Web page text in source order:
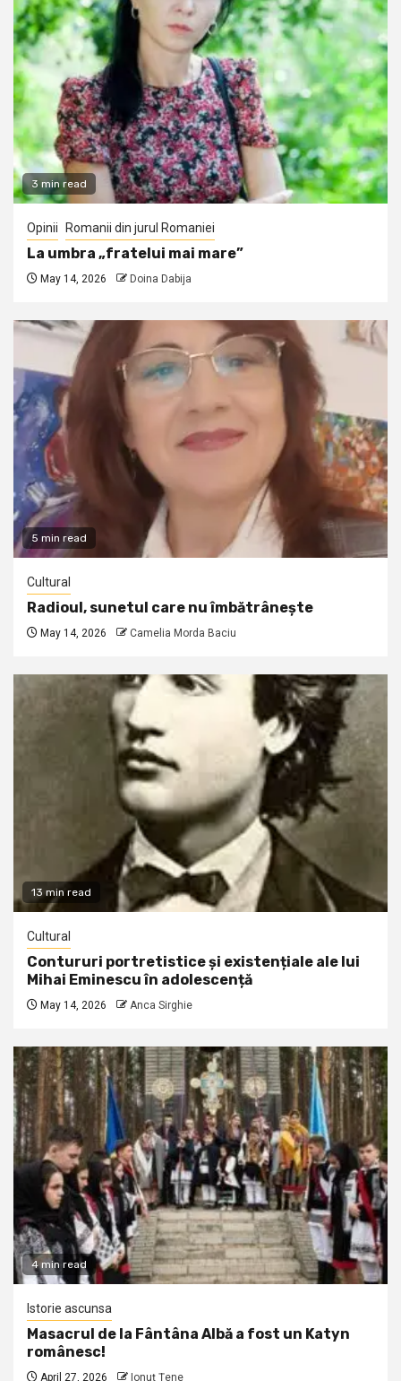
3 min read
Opinii Romanii din jurul Romaniei
La umbra „fratelui mai mare”
May 14, 2026 Doina Dabija
5 min read
Cultural
Radioul, sunetul care nu îmbătrânește
May 14, 2026 Camelia Morda Baciu
13 min read
Cultural
Contururi portretistice și existențiale ale lui
Mihai Eminescu în adolescență
May 14, 2026 Anca Sirghie
4 min read
Istorie ascunsa
Masacrul de la Fântâna Albă a fost un Katyn
românesc!
April 27, 2026 Ionuţ Ţene